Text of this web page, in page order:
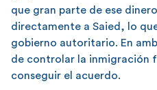
que gran parte de ese
directamente a Saied, lo
gobierno autoritario. En
de controlar la inmigración
conseguir el acuerdo.